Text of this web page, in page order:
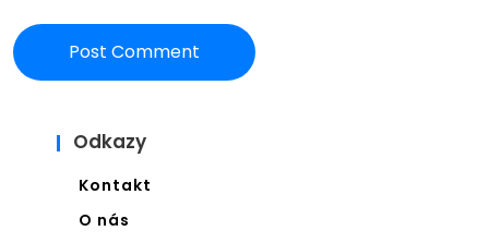
osti
hrá
Odkazy
Kontakt
O nás